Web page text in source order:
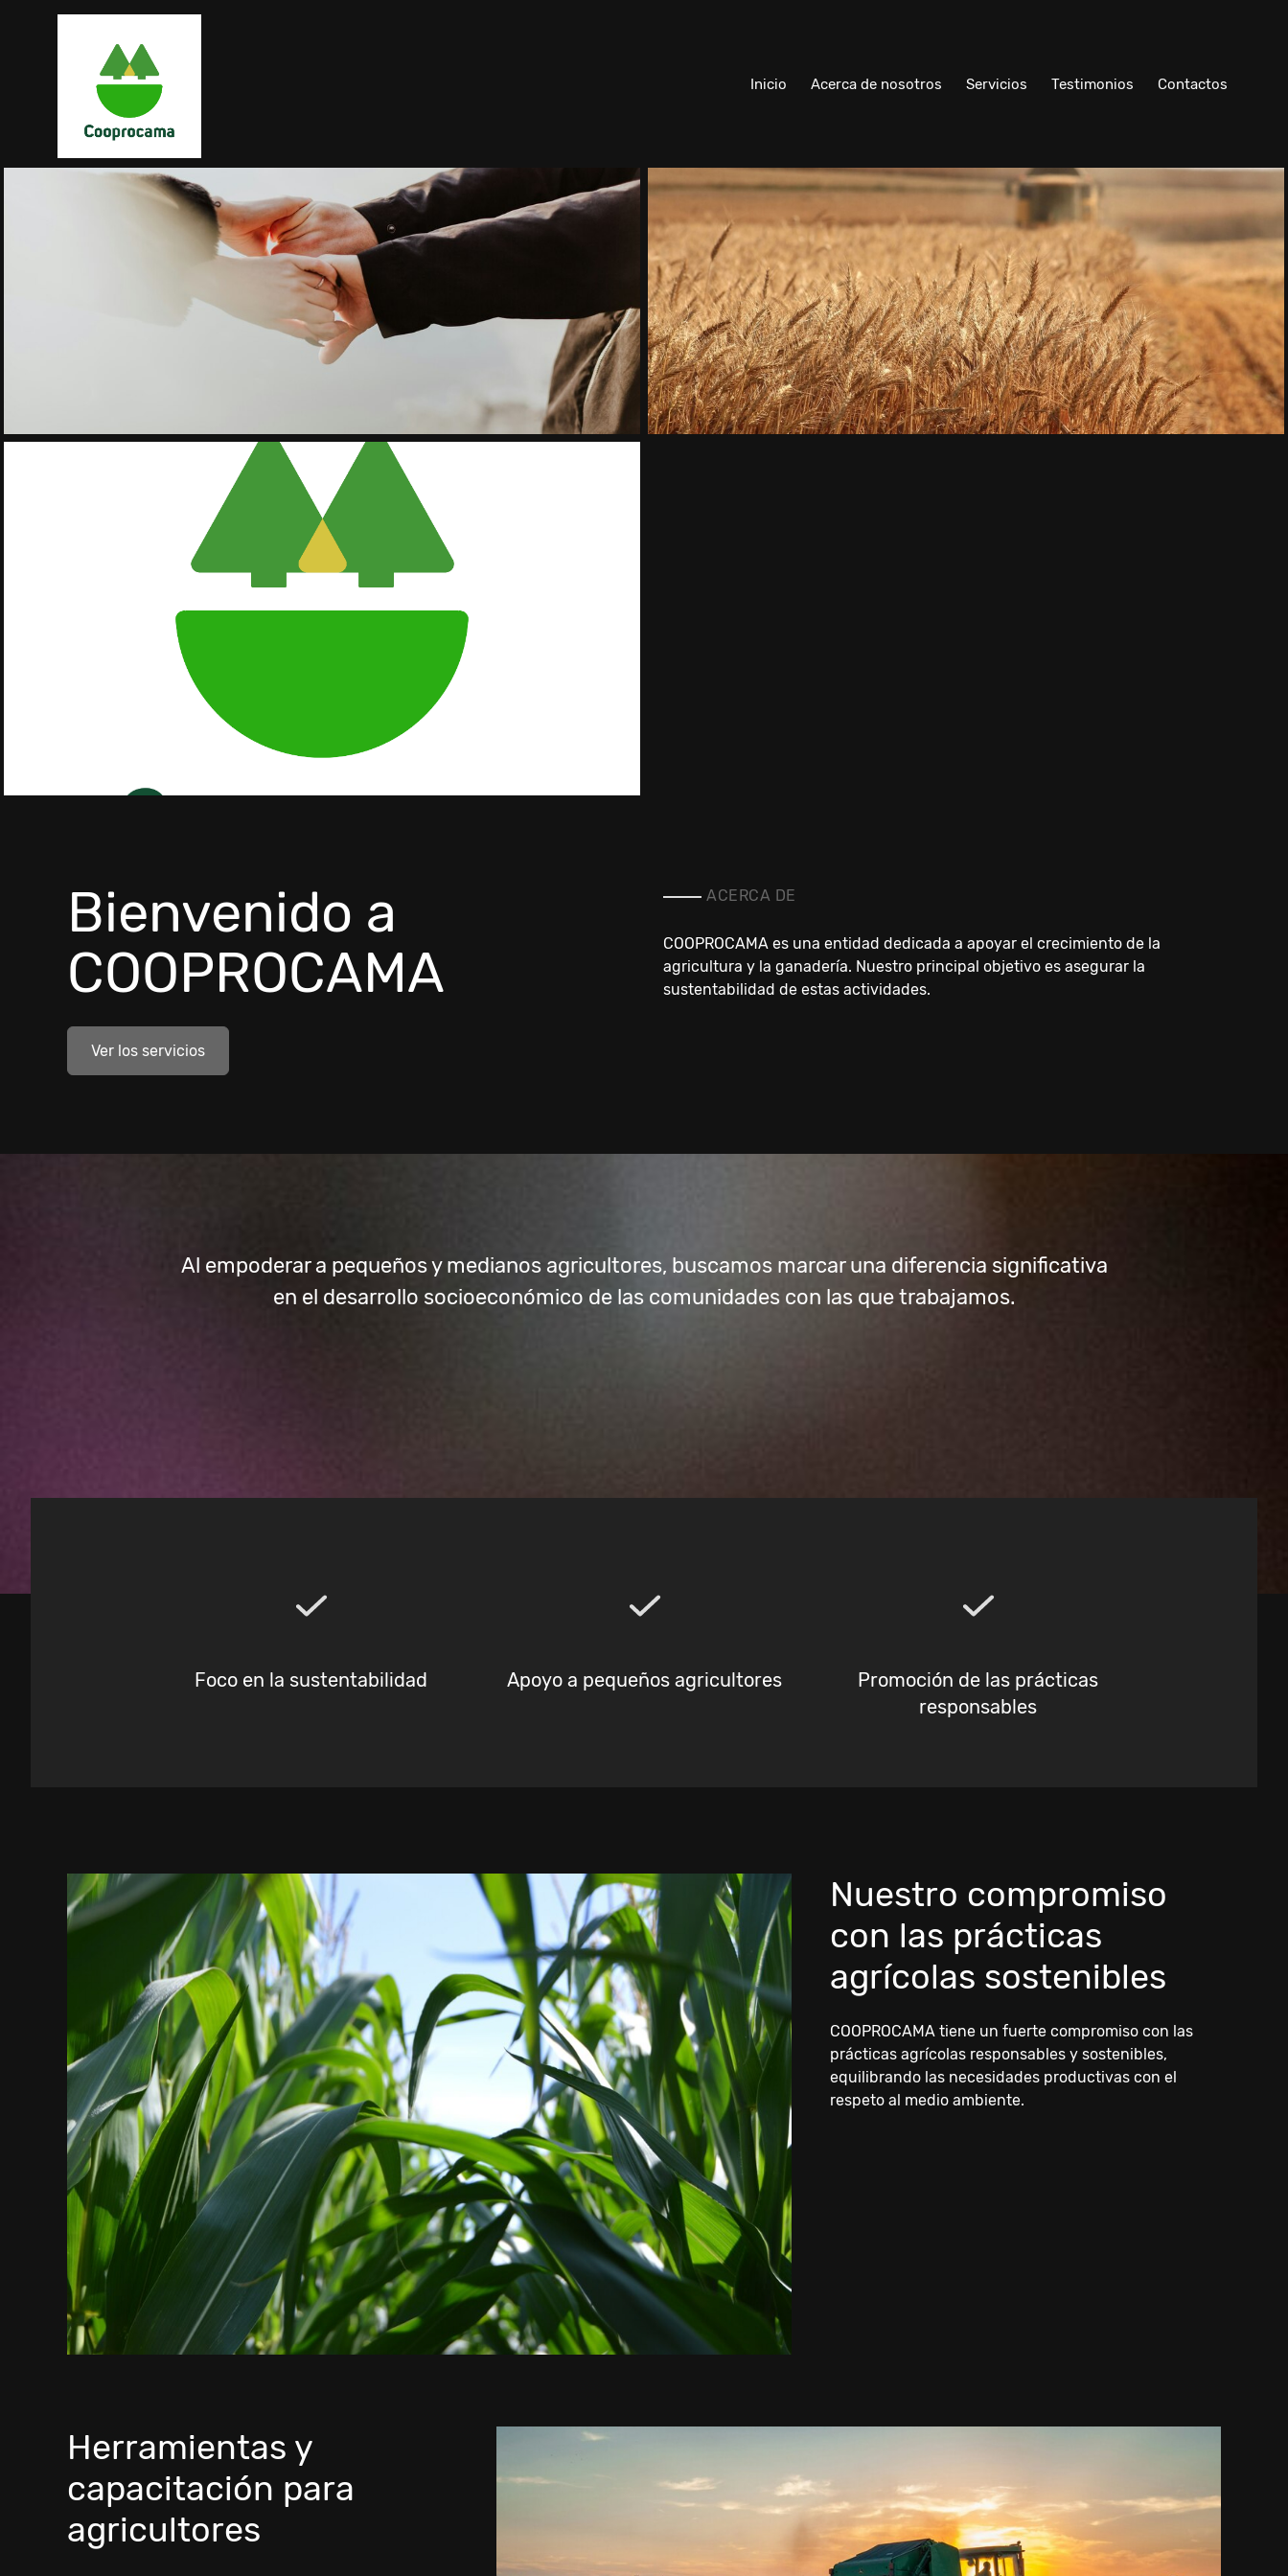
Inicio Acerca de nosotros Servicios Testimonios Contactos
Bienvenido a
COOPROCAMA
Ver los servicios
ACERCA DE
COOPROCAMA es una entidad dedicada a apoyar el crecimiento de la
agricultura y la ganadería. Nuestro principal objetivo es asegurar la
sustentabilidad de estas actividades.
Al empoderar a pequeños y medianos agricultores, buscamos marcar una diferencia significativa
en el desarrollo socioeconómico de las comunidades con las que trabajamos.
Foco en la sustentabilidad Apoyo a pequeños agricultores
Promoción de las prácticas
responsables
Nuestro compromiso
con las prácticas
agrícolas sostenibles
COOPROCAMA tiene un fuerte compromiso con las
prácticas agrícolas responsables y sostenibles,
equilibrando las necesidades productivas con el
respeto al medio ambiente.
Herramientas y
capacitación para
agricultores